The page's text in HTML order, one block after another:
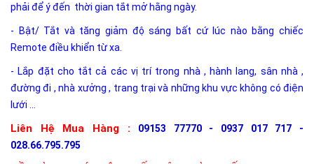
phải để ý đến thời gian tắt mở hằng ngày.
- Bật/ Tắt và tăng giảm độ sáng bất cứ lúc nào bằng chiếc
Remote điều khiển từ xa.
- Lắp đặt cho tắt cả các vị trí trong nhà , hành lang, sân nhà ,
đường đi , nhà xưởng , trang trại và những khu vực không có điện
lưới ...
Liên Hệ Mua Hàng :
09153 77770 - 0937 017 717 -
028.66.795.795